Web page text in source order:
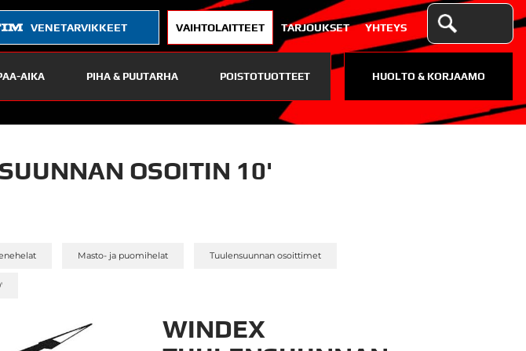
VENETARVIKKEET VAIHTOLAITTEET TARJOUKSET YHTEYS
AIKA PIHA & PUUTARHA POISTOTUOTTEET HUOLTO & KORJAAMO
OSOITIN 10'
Masto- ja puomihelat Tuulensuunnan osoittimet
WINDEX